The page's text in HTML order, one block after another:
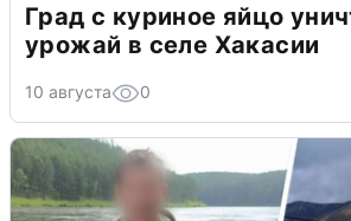
Град с куриное яйцо
урожай в селе Хакасии
10 августа 0